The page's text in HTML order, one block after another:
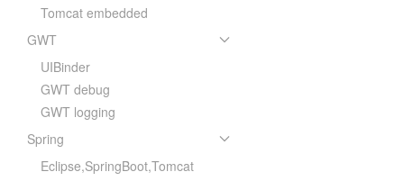
Tomcat embedded
GWT
UIBinder
GWT debug
GWT logging
Spring
Eclipse,SpringBoot,Tomcat